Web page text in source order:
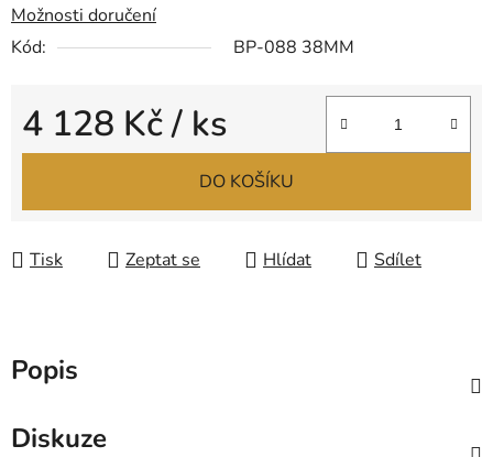
Možnosti doručení
Kód:
BP-088 38MM
4 128 Kč/ ks
Měrná cena:
DO KOŠÍKU
Tisk Zeptat se Hlídat Sdílet
Popis
Diskuze